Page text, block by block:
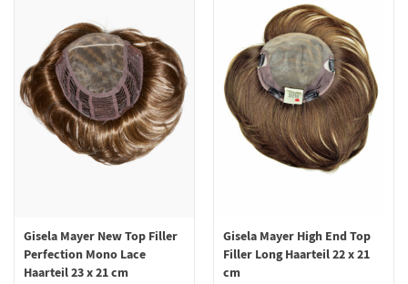
Gisela Mayer New Top Filler
Perfection Mono Lace
Haarteil 23 x 21 cm
Gisela Mayer High End Top
Filler Long Haarteil 22 x 21
cm